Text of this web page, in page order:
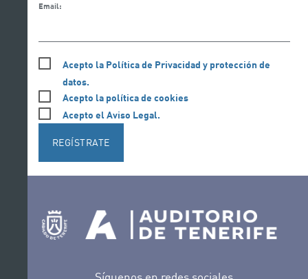
Email:
Acepto la Política de Privacidad y protección de
datos.
Acepto la política de cookies
Acepto el Aviso Legal.
REGÍSTRATE